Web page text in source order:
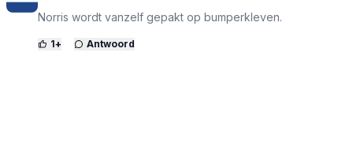
Norris wordt vanzelf gepakt op bumperkleven.
1+ Antwoord